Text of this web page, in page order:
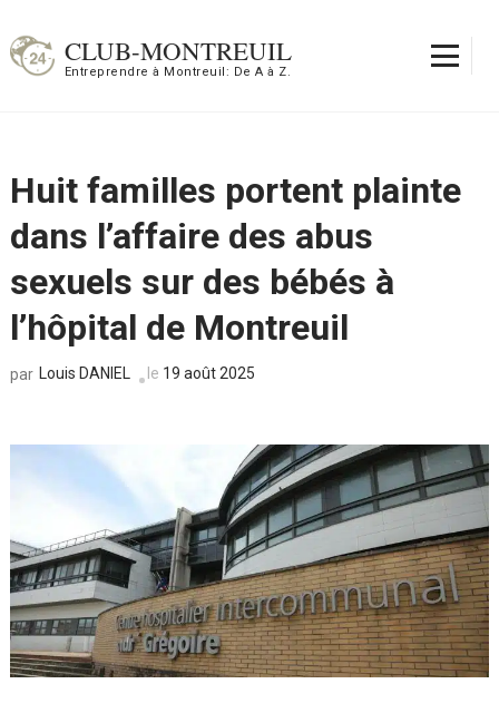
au
contenu
CLUB-MONTREUIL
Entreprendre à Montreuil: De A à Z.
Huit familles portent plainte
dans l’affaire des abus
sexuels sur des bébés à
l’hôpital de Montreuil
par Louis DANIEL le 19 août 2025